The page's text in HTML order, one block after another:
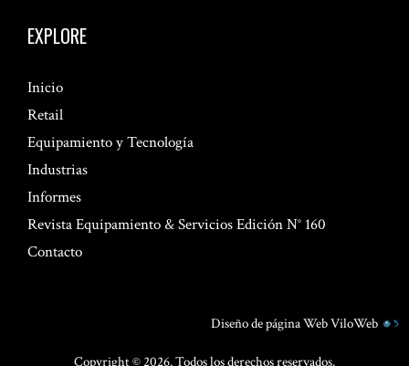
EXPLORE
Inicio
Retail
Equipamiento y Tecnología
Industrias
Informes
Revista Equipamiento & Servicios Edición N° 160
Contacto
Diseño de página WebViloWeb
Copyright © 2026. Todos los derechos reservados.